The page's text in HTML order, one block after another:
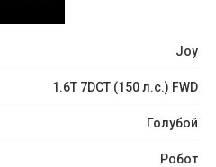
Joy
1.6T 7DCT (150 л.с.) FWD
Голубой
Робот